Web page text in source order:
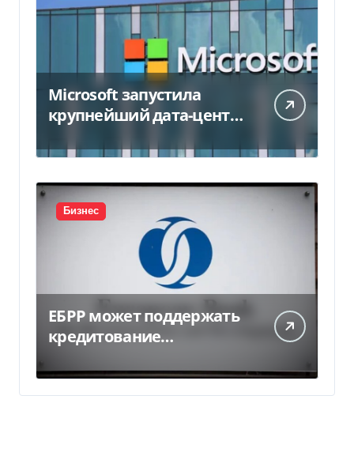
Microsoft запустила
крупнейший дата-центр
миллиарда
Бизнес
ЕБРР может поддержать
кредитование
300 млн евро — Delo.ua